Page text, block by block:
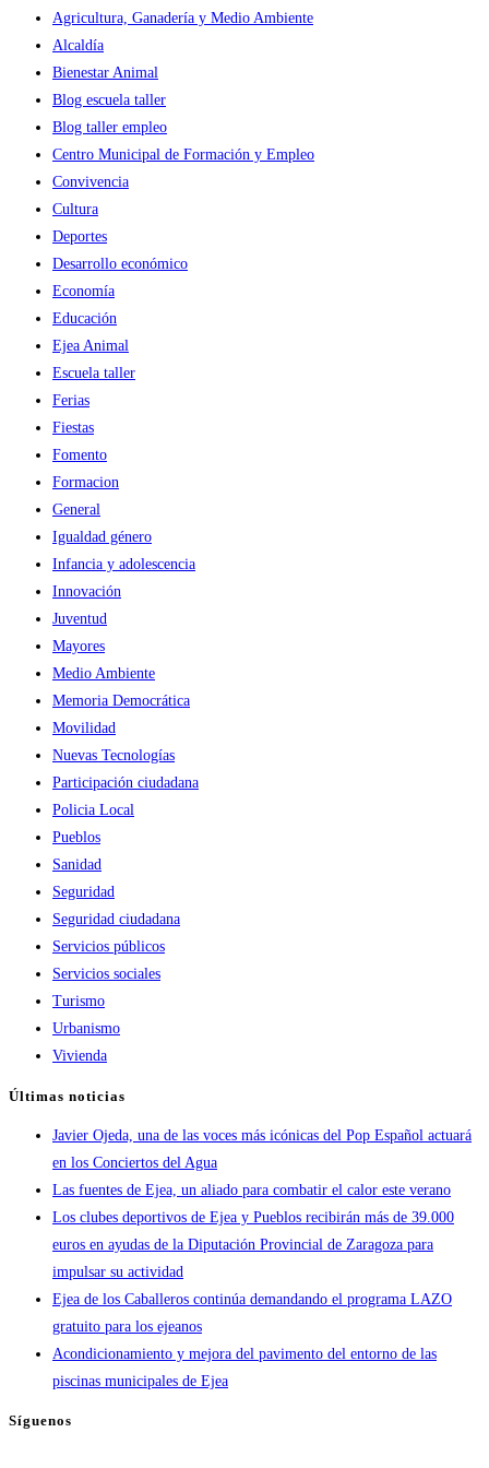
Agricultura, Ganadería y Medio Ambiente
Alcaldía
Bienestar Animal
Blog escuela taller
Blog taller empleo
Centro Municipal de Formación y Empleo
Convivencia
Cultura
Deportes
Desarrollo económico
Economía
Educación
Ejea Animal
Escuela taller
Ferias
Fiestas
Fomento
Formacion
General
Igualdad género
Infancia y adolescencia
Innovación
Juventud
Mayores
Medio Ambiente
Memoria Democrática
Movilidad
Nuevas Tecnologías
Participación ciudadana
Policia Local
Pueblos
Sanidad
Seguridad
Seguridad ciudadana
Servicios públicos
Servicios sociales
Turismo
Urbanismo
Vivienda
Últimas noticias
Javier Ojeda, una de las voces más icónicas del Pop Español actuará
en los Conciertos del Agua
Las fuentes de Ejea, un aliado para combatir el calor este verano
Los clubes deportivos de Ejea y Pueblos recibirán más de 39.000
euros en ayudas de la Diputación Provincial de Zaragoza para
impulsar su actividad
Ejea de los Caballeros continúa demandando el programa LAZO
gratuito para los ejeanos
Acondicionamiento y mejora del pavimento del entorno de las
piscinas municipales de Ejea
Síguenos